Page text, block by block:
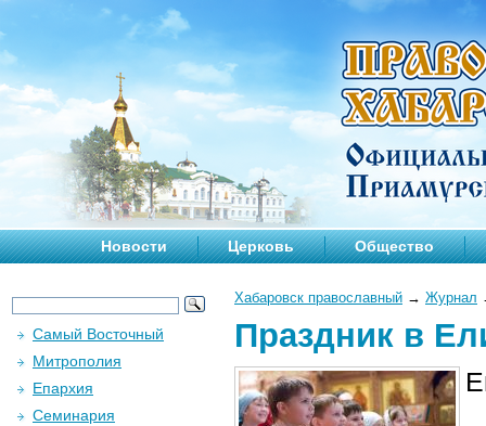
Новости Церковь Общество
Хабаровск православный → Журнал
Праздник в
Самый Восточный
Митрополия
Епархия
Семинария